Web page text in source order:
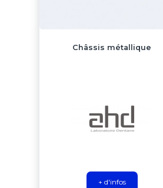
Châssis métallique
+ d'infos